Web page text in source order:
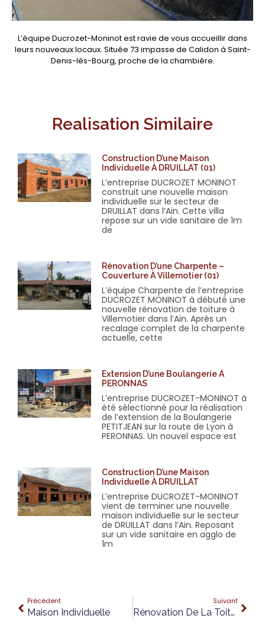
L’équipe Ducrozet-Moninot est ravie de vous accueillir dans
leurs nouveaux locaux. Située 73 impasse de Calidon à Saint-
Denis-lès-Bourg, proche de la chambière.
Realisation Similaire
Construction D’une Maison
Individuelle À DRUILLAT (01)
L’entreprise DUCROZET MONINOT
construit une nouvelle maison
individuelle sur le secteur de
DRUILLAT dans l’Ain. Cette villa
repose sur un vide sanitaire de 1m
de
Rénovation D’une Charpente –
Couverture À Villemotier (01)
L’équipe Charpente de l’entreprise
DUCROZET MONINOT à débuté une
nouvelle rénovation de toiture à
Villemotier dans l’Ain. Après un
recalage complet de la charpente
actuelle, cette
Extension D’une Boulangerie À
PERONNAS
L’entreprise DUCROZET-MONINOT à
été sélectionné pour la réalisation
de l’extension de la Boulangerie
PETITJEAN sur la route de Lyon à
PERONNAS. Un nouvel espace est
Construction D’une Maison
Individuelle À DRUILLAT
L’entreprise DUCROZET-MONINOT
vient de terminer une nouvelle
maison individuelle sur le secteur
de DRUILLAT dans l’Ain. Reposant
sur un vide sanitaire en agglo de
1m
Précédent
Maison Individuelle
Suivant
Rénovation De La Toiture De La Salle GARAVANT À BENY